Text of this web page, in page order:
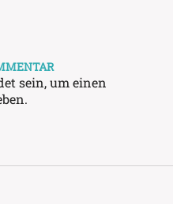
sein, um einen